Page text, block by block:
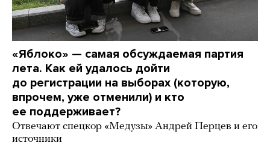
«Яблоко» — самая обсуждаемая партия
лета. Как ей удалось дойти
до регистрации на выборах (которую,
впрочем, уже отменили) и кто
ее поддерживает?
Отвечают спецкор «Медузы» Андрей Перцев и его
источники